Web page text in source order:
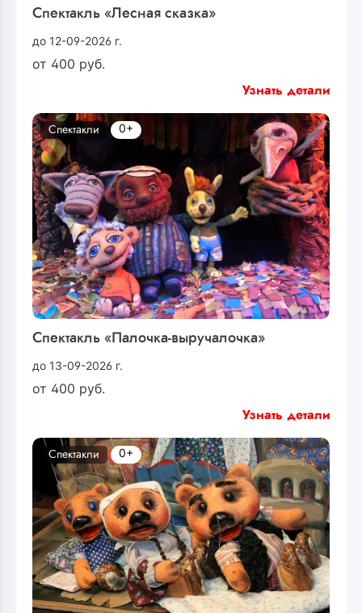
Спектакль «Лесная сказка»
до 12-09-2026 г.
от 400 руб.
Узнать детали
Спектакль «Палочка-выручалочка»
до 13-09-2026 г.
от 400 руб.
Спектакли 0+
Узнать детали
Спектакли 0+